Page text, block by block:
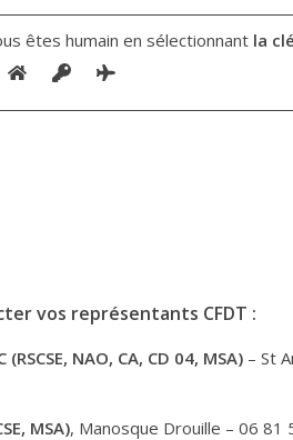
êtes humain en sélectionnant la clé
vos représentants CFDT :
NAO, CA, CD 04, MSA) – St
MSA), Manosque Drouille – 06 81